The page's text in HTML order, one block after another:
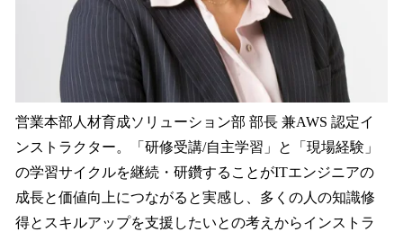
営業本部人材育成ソリューション部 部長 兼AWS 認定イ
ンストラクター。「研修受講/自主学習」と「現場経験」
の学習サイクルを継続・研鑽することがITエンジニアの
成長と価値向上につながると実感し、多くの人の知識修
得とスキルアップを支援したいとの考えからインストラ